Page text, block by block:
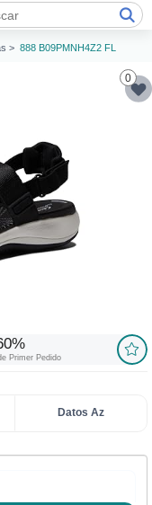
> 888 B09PMNH4Z2 FL
0
Primer Pedido
Datos Az